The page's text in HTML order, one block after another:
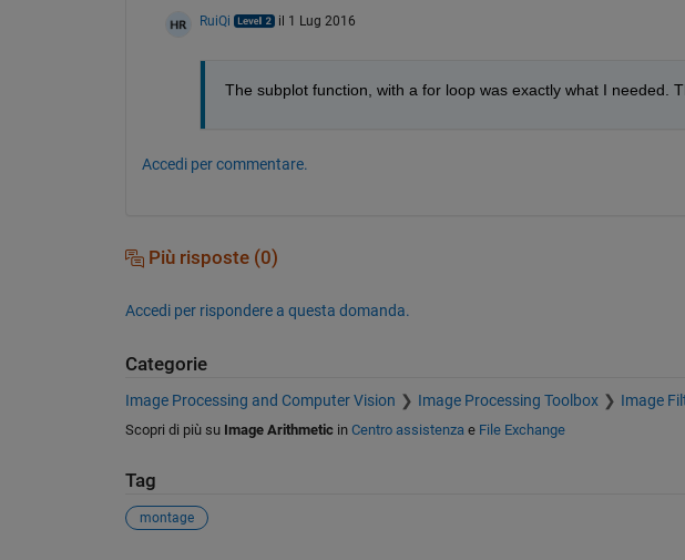
RuiQi il 1 Lug 2016
The subplot function, with a for loop was exactly what I needed.
Accedi per commentare.
Più risposte (0)
Accedi per rispondere a questa domanda.
Categorie
Image Processing and Computer Vision Image Processing Toolbox Image
Scopri di più su Image Arithmeticin Centro assistenza e File Exchange
Tag
montage